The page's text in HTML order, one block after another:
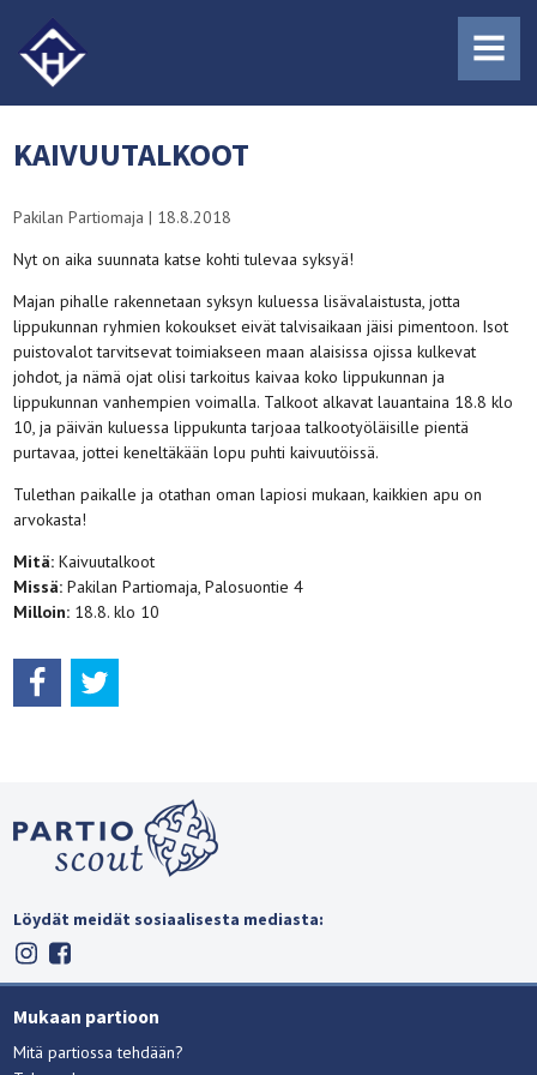
MENU
KAIVUUTALKOOT
Pakilan Partiomaja | 18.8.2018
Nyt on aika suunnata katse kohti tulevaa syksyä!
Majan pihalle rakennetaan syksyn kuluessa lisävalaistusta, jotta
lippukunnan ryhmien kokoukset eivät talvisaikaan jäisi pimentoon. Isot
puistovalot tarvitsevat toimiakseen maan alaisissa ojissa kulkevat
johdot, ja nämä ojat olisi tarkoitus kaivaa koko lippukunnan ja
lippukunnan vanhempien voimalla. Talkoot alkavat lauantaina 18.8 klo
10, ja päivän kuluessa lippukunta tarjoaa talkootyöläisille pientä
purtavaa, jottei keneltäkään lopu puhti kaivuutöissä.
Tulethan paikalle ja otathan oman lapiosi mukaan, kaikkien apu on
arvokasta!
Mitä: Kaivuutalkoot
Missä: Pakilan Partiomaja, Palosuontie 4
Milloin: 18.8. klo 10
Löydät meidät sosiaalisesta mediasta:
Mukaan partioon
Mitä partiossa tehdään?